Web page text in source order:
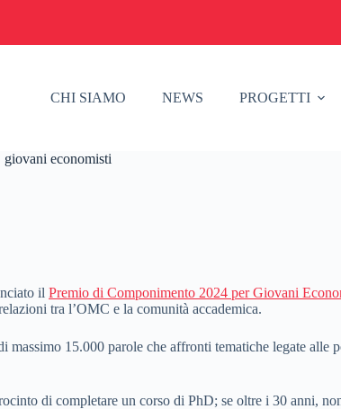
CHI SIAMO NEWS PROGETTI
economisti
il Premio di Componimento 2024 per Giovani
tra l’OMC e la comunità accademica.
15.000 parole che affronti tematiche legate alle
di completare un corso di PhD; se oltre i 30 anni,